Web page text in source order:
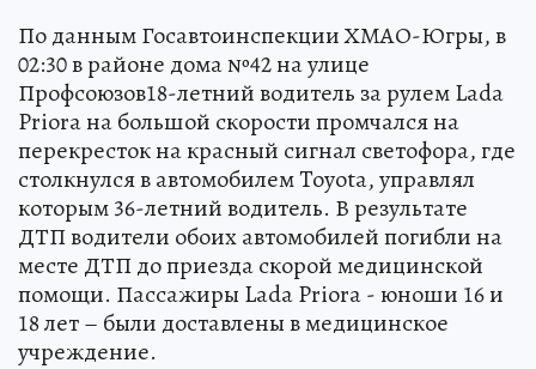
По данным Госавтоинспекции ХМАО-Югры, в
02:30 в районе дома №42 на улице
Профсоюзов18-летний водитель за рулем Lаda
Priora на большой скорости промчался на
перекресток на красный сигнал светофора, где
столкнулся в автомобилем Toyota, управлял
которым 36-летний водитель. В результате
ДТП водители обоих автомобилей погибли на
месте ДТП до приезда скорой медицинской
помощи. Пассажиры Lаda Priora - юноши 16 и
18 лет – были доставлены в медицинское
учреждение.